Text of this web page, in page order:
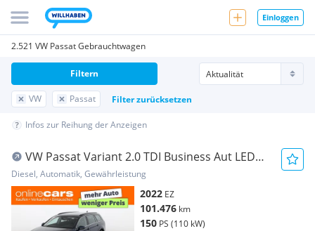
Einloggen
2.521 VW Passat Gebrauchtwagen
VW Passat Filter zurücksetzen
Filtern
Infos zur Reihung der Anzeigen
VW Passat Variant 2.0 TDI Business Aut LED
RADAR NA
Diesel, Automatik, Gewährleistung
2022 EZ
101.476 km
150 PS (110 kW)